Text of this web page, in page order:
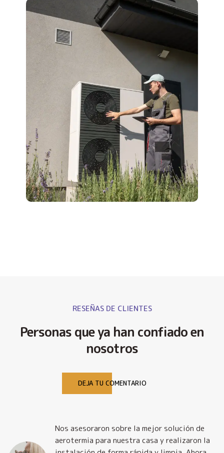
RESEÑAS DE CLIENTES
Personas que ya han confiado en
nosotros
DEJA TU COMENTARIO
Nos asesoraron sobre la mejor solución de
aerotermia para nuestra casa y realizaron la